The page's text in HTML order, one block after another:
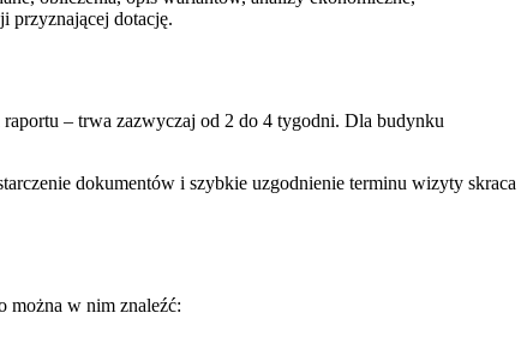
przyznającej dotację.
– trwa zazwyczaj od 2 do 4 tygodni. Dla budynku
dokumentów i szybkie uzgodnienie terminu wizyty skraca
można w nim znaleźć: